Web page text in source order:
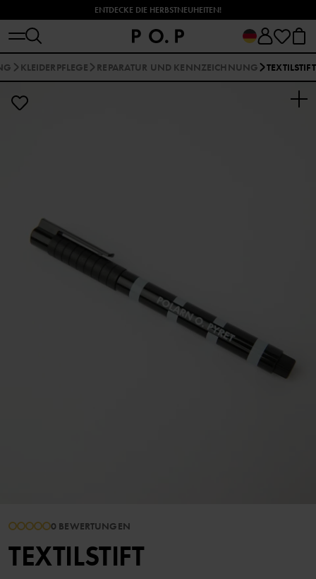
ENTDECKE DIE HERBSTNEUHEITEN!
KLEIDERPFLEGE REPARATUR UND KENNZEICHNUNG TEXTILSTIFT
0 BEWERTUNGEN
TEXTILSTIFT